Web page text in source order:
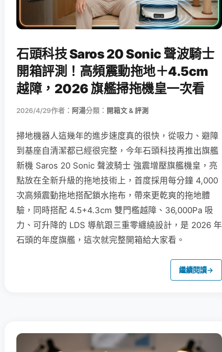
石頭科技 Saros 20 Sonic 聲波騎士
開箱評測！高頻震動拖地＋4.5cm
越障，2026 旗艦掃拖機皇一次看
2026/4/29作者： 阿湯分類： 開箱文 & 評測
掃地機器人這幾年的進步速度真的很快，從吸力、避障
到基座自清潔都已經很完整，今年石頭科技再推出旗艦
新機 Saros 20 Sonic 聲波騎士 強震增壓旗艦機皇，亮
點放在全新升級的拖地技術上，首度採用每分鐘 4,000
次高頻震動拖地搭配鎖水拖布，帶來更乾爽的拖地體
驗，同時搭配 4.5+4.3cm 雙門檻越障、36,000Pa 吸
力、可升降的 LDS 導航跟三重零纏繞設計，是 2026 年
石頭的年度旗艦，這次就完整開箱給大家看。
繼續閱讀→